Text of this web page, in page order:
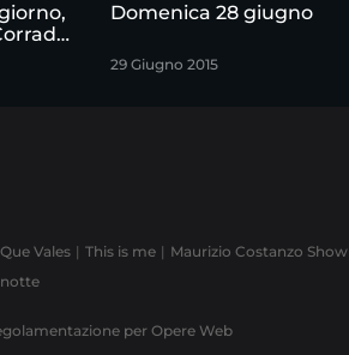
Domenica 28 giugno
29 Giugno 2015
Vales This is me Maurizio Costanzo Show
per Opere Web